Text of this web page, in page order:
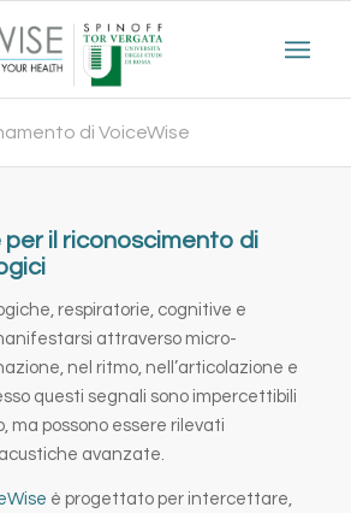
di VoiceWise
per il riconoscimento di
respiratorie, cognitive e
attraverso micro-
nel ritmo, nell’articolazione e
questi segnali sono impercettibili
ma possono essere rilevati
avanzate.
è progettato per intercettare,